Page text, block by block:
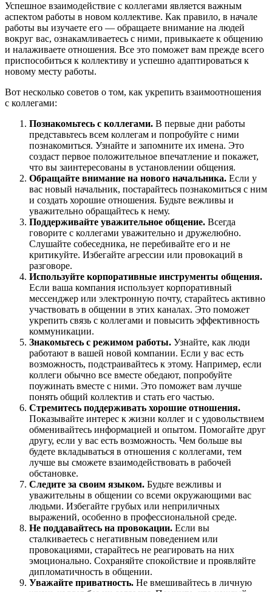
Успешное взаимодействие с коллегами является важным
аспектом работы в новом коллективе. Как правило, в начале
работы вы изучаете его — обращаете внимание на людей
вокруг вас, ознакамливаетесь с ними, привыкаете к общению
и налаживаете отношения. Все это поможет вам прежде всего
приспособиться к коллективу и успешно адаптироваться к
новому месту работы.
Вот несколько советов о том, как укрепить взаимоотношения
с коллегами:
Познакомьтесь с коллегами. В первые дни работы
представьтесь всем коллегам и попробуйте с ними
познакомиться. Узнайте и запомните их имена. Это
создаст первое положительное впечатление и покажет,
что вы заинтересованы в установлении общения.
Обращайте внимание на нового начальника. Если у
вас новый начальник, постарайтесь познакомиться с ним
и создать хорошие отношения. Будьте вежливы и
уважительно обращайтесь к нему.
Поддерживайте уважительное общение. Всегда
говорите с коллегами уважительно и дружелюбно.
Слушайте собеседника, не перебивайте его и не
критикуйте. Избегайте агрессии или провокаций в
разговоре.
Используйте корпоративные инструменты общения.
Если ваша компания использует корпоративный
мессенджер или электронную почту, старайтесь активно
участвовать в общении в этих каналах. Это поможет
укрепить связь с коллегами и повысить эффективность
коммуникации.
Знакомьтесь с режимом работы. Узнайте, как люди
работают в вашей новой компании. Если у вас есть
возможность, подстраивайтесь к этому. Например, если
коллеги обычно все вместе обедают, попробуйте
поужинать вместе с ними. Это поможет вам лучше
понять общий коллектив и стать его частью.
Стремитесь поддерживать хорошие отношения.
Показывайте интерес к жизни коллег и с удовольствием
обменивайтесь информацией и опытом. Помогайте друг
другу, если у вас есть возможность. Чем больше вы
будете вкладываться в отношения с коллегами, тем
лучше вы сможете взаимодействовать в рабочей
обстановке.
Следите за своим языком. Будьте вежливы и
уважительны в общении со всеми окружающими вас
людьми. Избегайте грубых или неприличных
выражений, особенно в профессиональной среде.
Не поддавайтесь на провокации. Если вы
сталкиваетесь с негативным поведением или
провокациями, старайтесь не реагировать на них
эмоционально. Сохраняйте спокойствие и проявляйте
дипломатичность в общении.
Уважайте приватность. Не вмешивайтесь в личную